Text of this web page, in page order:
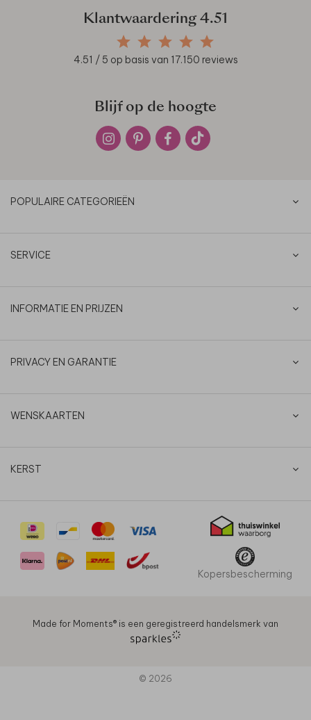
Klantwaardering 4.51
4.51 / 5 op basis van 17.150 reviews
Blijf op de hoogte
POPULAIRE CATEGORIEËN
SERVICE
INFORMATIE EN PRIJZEN
PRIVACY EN GARANTIE
WENSKAARTEN
KERST
Kopersbescherming
Made for Moments®️ is een geregistreerd handelsmerk van
© 2026